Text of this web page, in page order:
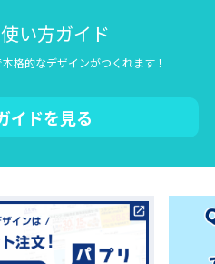
い方ガイド
格的なデザインがつくれます！
イドを見る